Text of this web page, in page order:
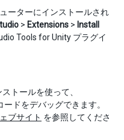
ーターにインストールされ
> Extensions > Install
Tools for Unity プラグイ
トールを使って、
ドをデバッグできます。
ブサイト を参照してくださ